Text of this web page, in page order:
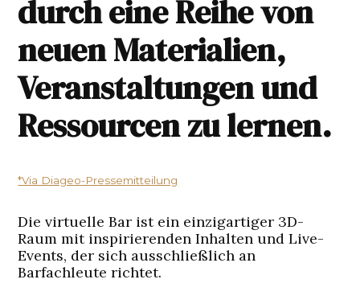
durch eine Reihe von
neuen Materialien,
Veranstaltungen und
Ressourcen zu lernen.
*Via Diageo-Pressemitteilung
Die virtuelle Bar ist ein einzigartiger 3D-
Raum mit inspirierenden Inhalten und Live-
Events, der sich ausschließlich an
Barfachleute richtet.